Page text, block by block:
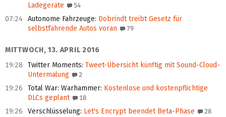
Ladegeräte
54
07:24 Autonome Fahrzeuge: Dobrindt treibt Gesetz für
selbstfahrende Autos voran
79
MITTWOCH, 13. APRIL 2016
19:28
Twitter Moments: Tweet-Übersicht künftig mit Sound-Cloud-
Untermalung
2
19:26 Total War: Warhammer: Kostenlose und kostenpflichtige
DLCs geplant
18
19:26 Verschlüsselung: Let's Encrypt beendet Beta-Phase 28